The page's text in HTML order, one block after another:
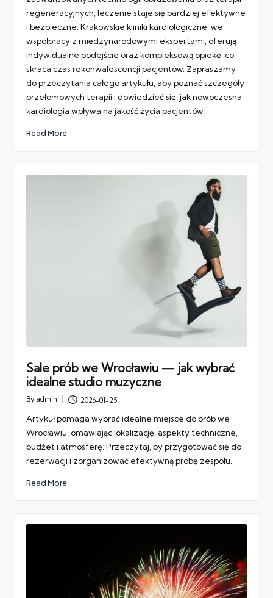
regeneracyjnych, leczenie staje się bardziej efektywne
i bezpieczne. Krakowskie kliniki kardiologiczne, we
współpracy z międzynarodowymi ekspertami, oferują
indywidualne podejście oraz kompleksową opiekę, co
skraca czas rekonwalescencji pacjentów. Zapraszamy
do przeczytania całego artykułu, aby poznać szczegóły
przełomowych terapii i dowiedzieć się, jak nowoczesna
kardiologia wpływa na jakość życia pacjentów.
Read More
Sale prób we Wrocławiu — jak wybrać
idealne studio muzyczne
Posted
By admin 2026-01-25
Artykuł pomaga wybrać idealne miejsce do prób we
Wrocławiu, omawiając lokalizację, aspekty techniczne,
budżet i atmosferę. Przeczytaj, by przygotować się do
rezerwacji i zorganizować efektywną próbę zespołu.
Read More